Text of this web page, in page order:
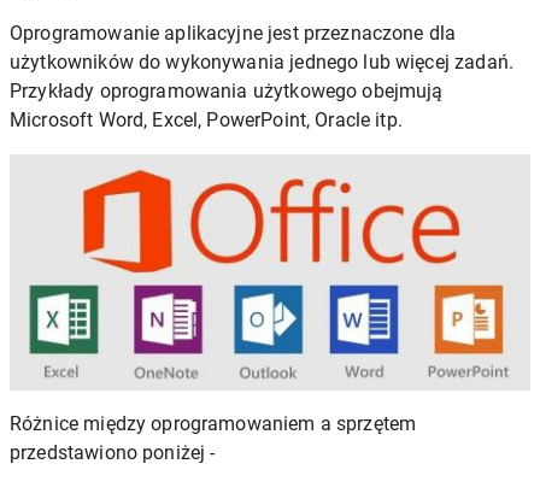
Oprogramowanie aplikacyjne jest przeznaczone dla
użytkowników do wykonywania jednego lub więcej zadań.
Przykłady oprogramowania użytkowego obejmują
Microsoft Word, Excel, PowerPoint, Oracle itp.
Różnice między oprogramowaniem a sprzętem
przedstawiono poniżej -